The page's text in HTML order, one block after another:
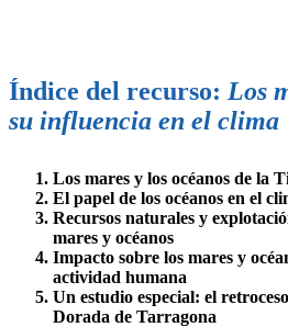
Índice del recurso: Los
su influencia en el clima
Los mares y los océanos de la
El papel de los océanos en el
Recursos naturales y
mares y océanos
Impacto sobre los mares y
actividad humana
Un estudio especial: el
Dorada de Tarragona